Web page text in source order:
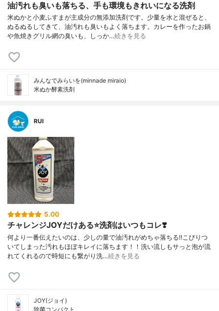
油汚れも臭いも落ちる、手も環境もきれいになる洗剤
米ぬかと小麦ふすまが主成分の無添加洗剤です。少量を水と混ぜると、
ぬるぬるしてきて、油汚れも臭いもよく落ちます。カレーを作ったお鍋
や魚焼きグリル網の臭いも、しっか…続きを見る
みんなでみらいを(minnade miraio)
米ぬか酵素洗剤
RUI
5.00
チャレンジJOYだけある⭐️洗剤はいつもコレ❣️
何より一番伝えたいのは、少しの量で油汚れがめちゃ落ちる‼️こびりつ
いてしまった汚れもほぼキレイに落ちます！！洗い流しもサっと泡が流
れてくれるので時短にも繋がり洗…続きを見る
JOY(ジョイ)
除菌コンパクト